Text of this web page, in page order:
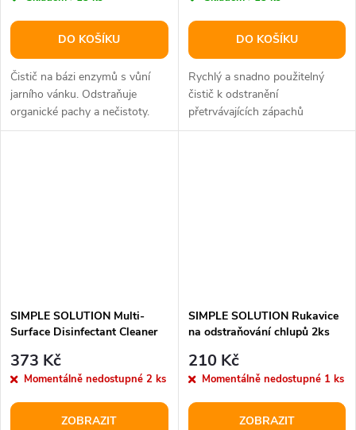
DO KOŠÍKU
Čistič na bázi enzymů s vůní
jarního vánku. Odstraňuje
organické pachy a nečistoty.
DO KOŠÍKU
Rychlý a snadno použitelný
čistič k odstranění
přetrvávajících zápachů
zachycených v kobercích a
SIMPLE SOLUTION Multi-
Surface Disinfectant Cleaner
různé povrchy 750ml (účinný
proti koronaviru)
373 Kč
Momentálně nedostupné 2 ks
ZOBRAZIT
SIMPLE SOLUTION Rukavice
na odstraňování chlupů 2ks
210 Kč
Momentálně nedostupné 1 ks
ZOBRAZIT